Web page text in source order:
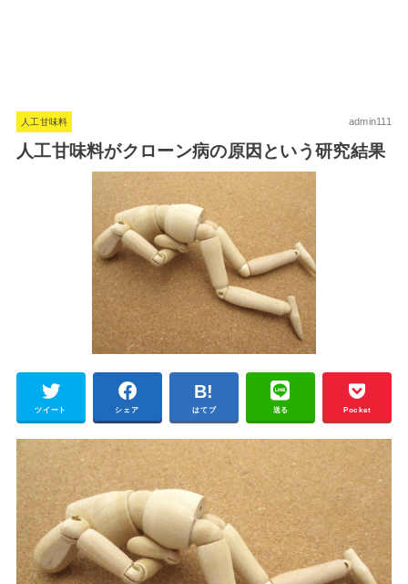
人工甘味料 admin111
人工甘味料がクローン病の原因という研究結果
ツイート シェア はてブ 送る Pocket